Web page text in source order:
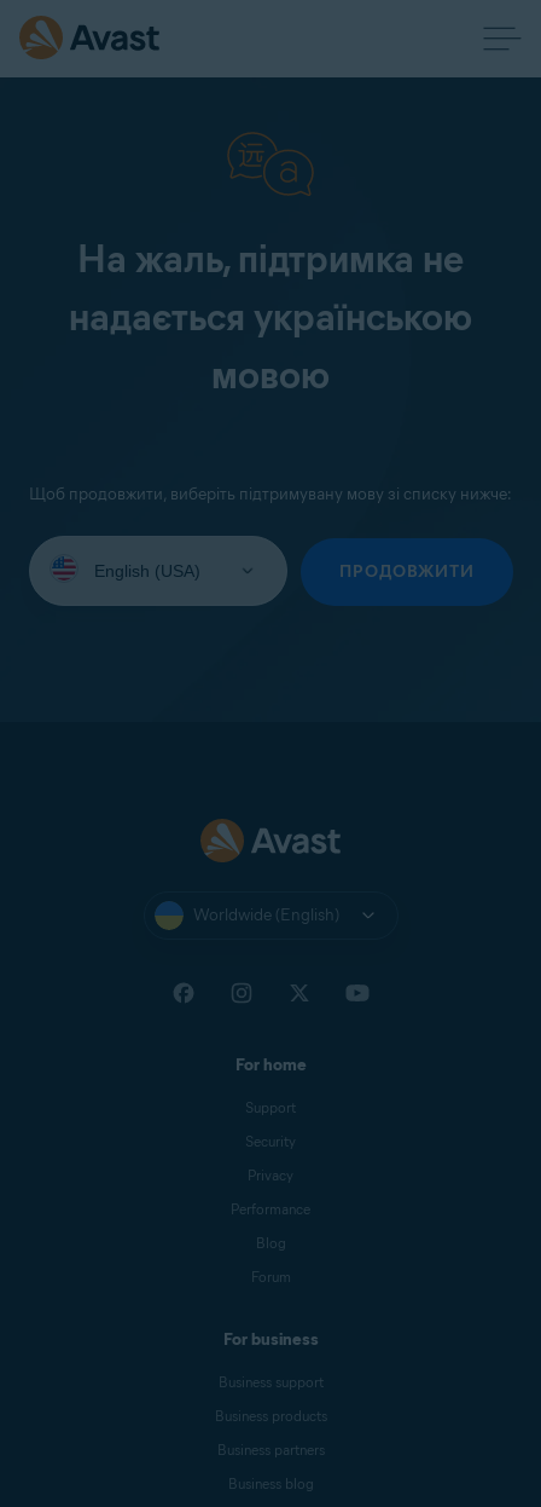
На жаль, підтримка не
надається українською
мовою
Щоб продовжити, виберіть підтримувану мову зі списку нижче:
your
ПРОДОВЖИТИ
Worldwide (English)
For home
Support
Security
Privacy
Performance
Blog
Forum
For business
Business support
Business products
Business partners
Business blog